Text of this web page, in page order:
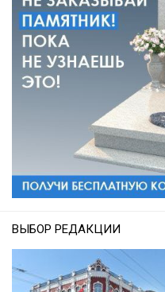
ВЫБОР РЕДАКЦИИ